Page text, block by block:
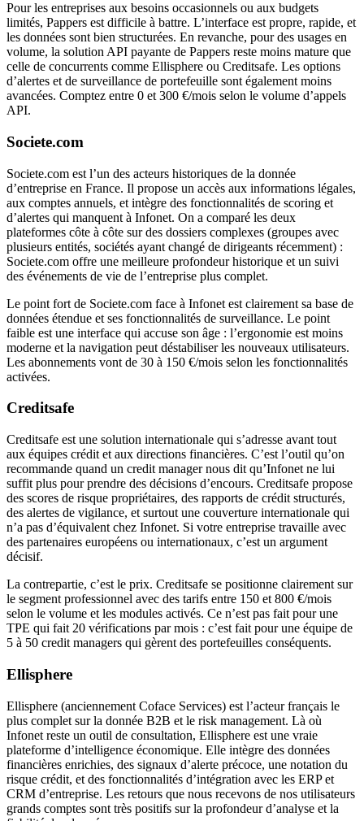
Pour les entreprises aux besoins occasionnels ou aux budgets
limités, Pappers est difficile à battre. L’interface est propre, rapide, et
les données sont bien structurées. En revanche, pour des usages en
volume, la solution API payante de Pappers reste moins mature que
celle de concurrents comme Ellisphere ou Creditsafe. Les options
d’alertes et de surveillance de portefeuille sont également moins
avancées. Comptez entre 0 et 300 €/mois selon le volume d’appels
API.
Societe.com
Societe.com est l’un des acteurs historiques de la donnée
d’entreprise en France. Il propose un accès aux informations légales,
aux comptes annuels, et intègre des fonctionnalités de scoring et
d’alertes qui manquent à Infonet. On a comparé les deux
plateformes côte à côte sur des dossiers complexes (groupes avec
plusieurs entités, sociétés ayant changé de dirigeants récemment) :
Societe.com offre une meilleure profondeur historique et un suivi
des événements de vie de l’entreprise plus complet.
Le point fort de Societe.com face à Infonet est clairement sa base de
données étendue et ses fonctionnalités de surveillance. Le point
faible est une interface qui accuse son âge : l’ergonomie est moins
moderne et la navigation peut déstabiliser les nouveaux utilisateurs.
Les abonnements vont de 30 à 150 €/mois selon les fonctionnalités
activées.
Creditsafe
Creditsafe est une solution internationale qui s’adresse avant tout
aux équipes crédit et aux directions financières. C’est l’outil qu’on
recommande quand un credit manager nous dit qu’Infonet ne lui
suffit plus pour prendre des décisions d’encours. Creditsafe propose
des scores de risque propriétaires, des rapports de crédit structurés,
des alertes de vigilance, et surtout une couverture internationale qui
n’a pas d’équivalent chez Infonet. Si votre entreprise travaille avec
des partenaires européens ou internationaux, c’est un argument
décisif.
La contrepartie, c’est le prix. Creditsafe se positionne clairement sur
le segment professionnel avec des tarifs entre 150 et 800 €/mois
selon le volume et les modules activés. Ce n’est pas fait pour une
TPE qui fait 20 vérifications par mois : c’est fait pour une équipe de
5 à 50 credit managers qui gèrent des portefeuilles conséquents.
Ellisphere
Ellisphere (anciennement Coface Services) est l’acteur français le
plus complet sur la donnée B2B et le risk management. Là où
Infonet reste un outil de consultation, Ellisphere est une vraie
plateforme d’intelligence économique. Elle intègre des données
financières enrichies, des signaux d’alerte précoce, une notation du
risque crédit, et des fonctionnalités d’intégration avec les ERP et
CRM d’entreprise. Les retours que nous recevons de nos utilisateurs
grands comptes sont très positifs sur la profondeur d’analyse et la